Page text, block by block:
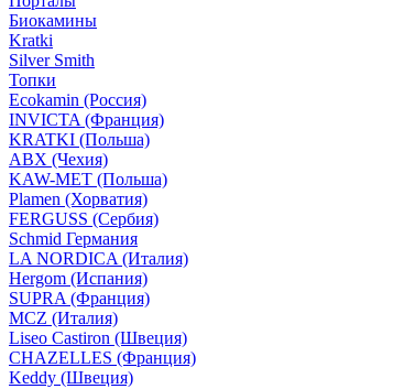
Биокамины
Kratki
Silver Smith
Топки
Ecokamin (Россия)
INVICTA (Франция)
KRATKI (Польша)
ABX (Чехия)
KAW-MET (Польша)
Plamen (Хорватия)
FERGUSS (Сербия)
Schmid Германия
LA NORDICA (Италия)
Hergom (Испания)
SUPRA (Франция)
MCZ (Италия)
Liseo Castiron (Швеция)
CHAZELLES (Франция)
Keddy (Швеция)